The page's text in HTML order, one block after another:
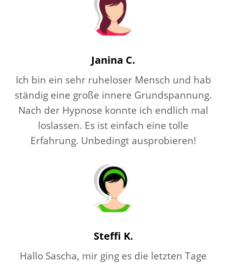
Janina C.
Ich bin ein sehr ruheloser Mensch und hab
ständig eine große innere Grundspannung.
Nach der Hypnose konnte ich endlich mal
loslassen. Es ist einfach eine tolle
Erfahrung. Unbedingt ausprobieren!
Steffi K.
Hallo Sascha, mir ging es die letzten Tage